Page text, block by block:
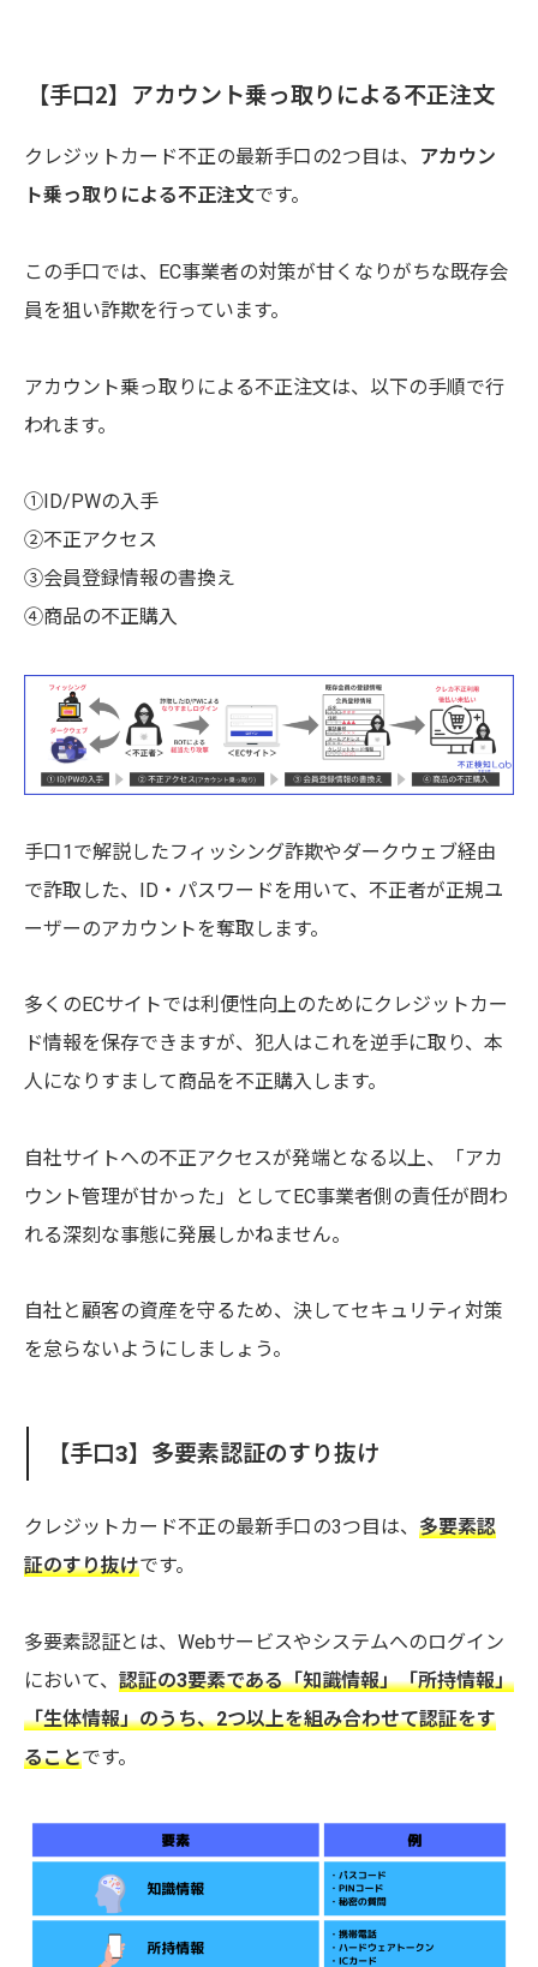
【手口2】アカウント乗っ取りによる不正注文
クレジットカード不正の最新手口の2つ目は、
アカウン
ト乗っ取りによる不正注文です。
この手口では、EC事業者の対策が甘くなりがちな既存会
員を狙い詐欺を行っています。
アカウント乗っ取りによる不正注文は、以下の手順で行
われます。
①ID/PWの入手
②不正アクセス
③会員登録情報の書換え
④商品の不正購入
手口1で解説したフィッシング詐欺やダークウェブ経由
で詐取した、ID・パスワードを用いて、不正者が正規ユ
ーザーのアカウントを奪取します。
多くのECサイトでは利便性向上のためにクレジットカー
ド情報を保存できますが、犯人はこれを逆手に取り、本
人になりすまして商品を不正購入します。
自社サイトへの不正アクセスが発端となる以上、「アカ
ウント管理が甘かった」としてEC事業者側の責任が問わ
れる深刻な事態に発展しかねません。
自社と顧客の資産を守るため、決してセキュリティ対策
を怠らないようにしましょう。
【手口3】多要素認証のすり抜け
クレジットカード不正の最新手口の3つ目は、 多要素認
証のすり抜けです。
多要素認証とは、Webサービスやシステムへのログイン
において、 認証の3要素である「知識情報」「所持情報」
「生体情報」のうち、2つ以上を組み合わせて認証をす
ることです。